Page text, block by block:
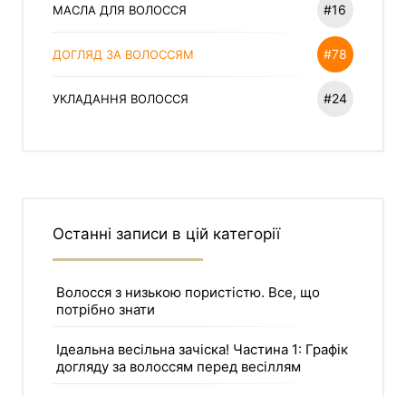
МАСЛА ДЛЯ ВОЛОССЯ #16
ДОГЛЯД ЗА ВОЛОССЯМ #78
УКЛАДАННЯ ВОЛОССЯ #24
Останні записи в цій категорії
Волосся з низькою пористістю. Все, що
потрібно знати
Ідеальна весільна зачіска! Частина 1: Графік
догляду за волоссям перед весіллям